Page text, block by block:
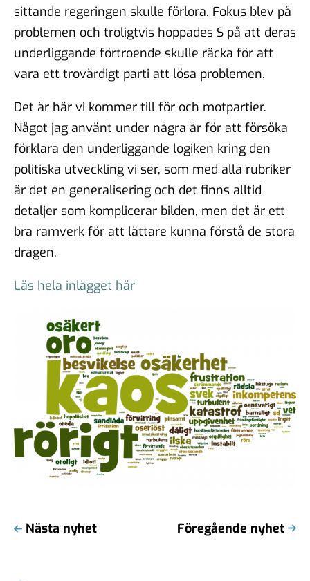
sittande regeringen skulle förlora. Fokus blev på
problemen och troligtvis hoppades S på att deras
underliggande förtroende skulle räcka för att
vara ett trovärdigt parti att lösa problemen.
Det är här vi kommer till för och motpartier.
Något jag använt under några år för att försöka
förklara den underliggande logiken kring den
politiska utveckling vi ser, som med alla rubriker
är det en generalisering och det finns alltid
detaljer som komplicerar bilden, men det är ett
bra ramverk för att lättare kunna förstå de stora
dragen.
Läs hela inlägget här
Nästa nyhet Föregående nyhet